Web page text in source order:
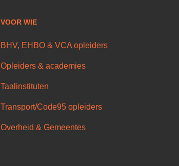
VOOR WIE
BHV, EHBO & VCA opleiders
Opleiders & academies
Taalinstituten
Transport/Code95 opleiders
Overheid & Gemeentes